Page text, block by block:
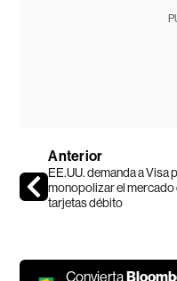
Anterior
EE.UU. demanda a Visa
monopolizar el mercado
tarjetas débito
Convierta